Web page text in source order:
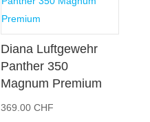
Diana Luftgewehr
Panther 350
Magnum Premium
369.00CHF